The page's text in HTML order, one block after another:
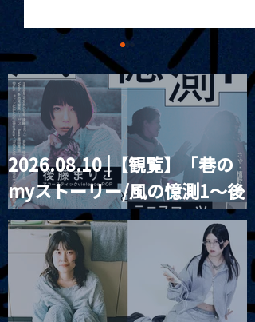
2025.05.03 |昼）【観
覧】Irish Session
2026.08.10 |【観覧】「巷の
myストーリー/風の憶測1～後
藤まりこアコースティック
violence POPとテニスコー
ツ」